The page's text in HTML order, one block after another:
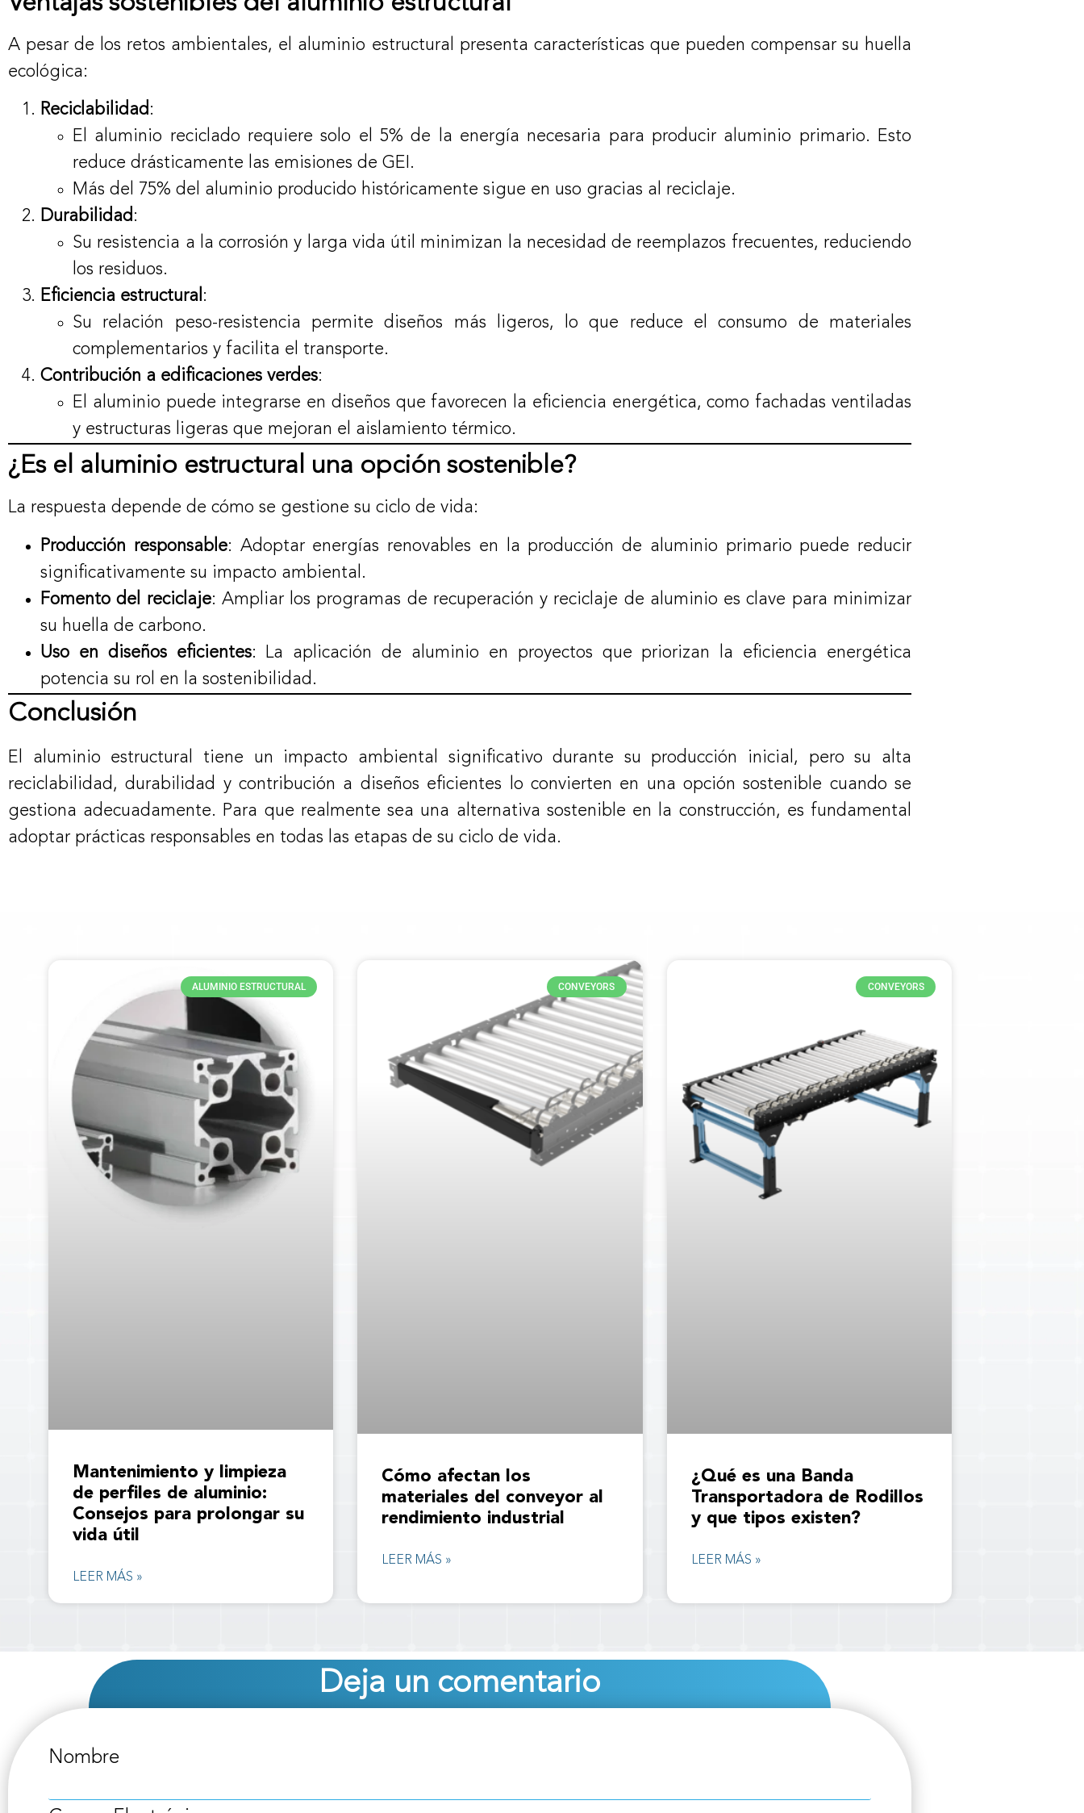
A pesar de los retos ambientales, el aluminio estructural presenta características que pueden compensar su huella
ecológica:
Reciclabilidad:
El aluminio reciclado requiere solo el 5% de la energía necesaria para producir aluminio primario. Esto
reduce drásticamente las emisiones de GEI.
Más del 75% del aluminio producido históricamente sigue en uso gracias al reciclaje.
Durabilidad:
Su resistencia a la corrosión y larga vida útil minimizan la necesidad de reemplazos frecuentes, reduciendo
los residuos.
Eficiencia estructural:
Su relación peso-resistencia permite diseños más ligeros, lo que reduce el consumo de materiales
complementarios y facilita el transporte.
Contribución a edificaciones verdes:
El aluminio puede integrarse en diseños que favorecen la eficiencia energética, como fachadas ventiladas
y estructuras ligeras que mejoran el aislamiento térmico.
¿Es el aluminio estructural una opción sostenible?
La respuesta depende de cómo se gestione su ciclo de vida:
Producción responsable: Adoptar energías renovables en la producción de aluminio primario puede reducir
significativamente su impacto ambiental.
Fomento del reciclaje: Ampliar los programas de recuperación y reciclaje de aluminio es clave para minimizar
su huella de carbono.
Uso en diseños eficientes: La aplicación de aluminio en proyectos que priorizan la eficiencia energética
potencia su rol en la sostenibilidad.
Conclusión
El aluminio estructural tiene un impacto ambiental significativo durante su producción inicial, pero su alta
reciclabilidad, durabilidad y contribución a diseños eficientes lo convierten en una opción sostenible cuando se
gestiona adecuadamente. Para que realmente sea una alternativa sostenible en la construcción, es fundamental
adoptar prácticas responsables en todas las etapas de su ciclo de vida.
ALUMINIO ESTRUCTURAL
Mantenimiento y limpieza
de perfiles de aluminio:
Consejos para prolongar su
vida útil
LEER MÁS »
CONVEYORS
Cómo afectan los
materiales del conveyor al
rendimiento industrial
LEER MÁS »
CONVEYORS
¿Qué es una Banda
Transportadora de Rodillos
y que tipos existen?
LEER MÁS »
Deja un comentario
Nombre